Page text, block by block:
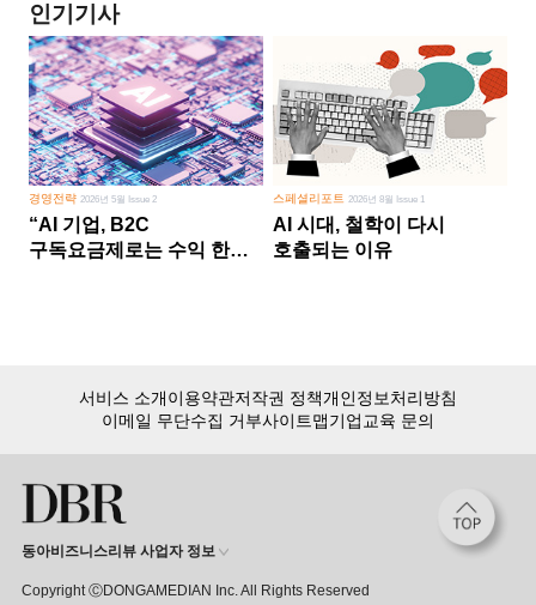
인기기사
경영전략2026년 5월 Issue 2
“AI 기업, B2C
구독요금제로는 수익 한계
스페셜리포트 2026년 8월 Issue 1
AI 시대, 철학이 다시
호출되는 이유
서비스 소개이용약관저작권 정책개인정보처리방침
이메일 무단수집 거부사이트맵기업교육 문의
동아비즈니스리뷰 사업자 정보
Copyright ⒸDONGAMEDIAN Inc. All Rights Reserved